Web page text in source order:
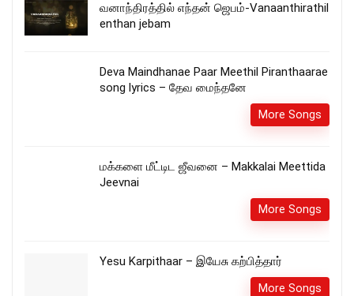
வனாந்திரத்தில் எந்தன் ஜெபம்-Vanaanthirathil
enthan jebam
Deva Maindhanae Paar Meethil Piranthaarae
song lyrics – தேவ மைந்தனே
More Songs
மக்களை மீட்டிட ஜீவனை – Makkalai Meettida
Jeevnai
More Songs
Yesu Karpithaar – இயேசு கற்பித்தார்
More Songs